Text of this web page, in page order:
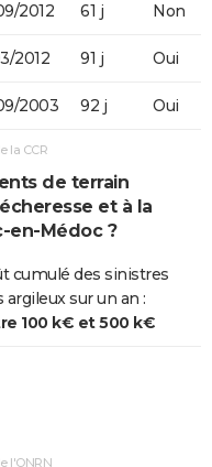
2012 61 j Non
2012 91 j Oui
2003 92 j Oui
la CCR
de terrain
et à la
en-Médoc ?
cumulé des sinistres
argileux sur un an :
100 k€ et 500 k€
l'ONRN